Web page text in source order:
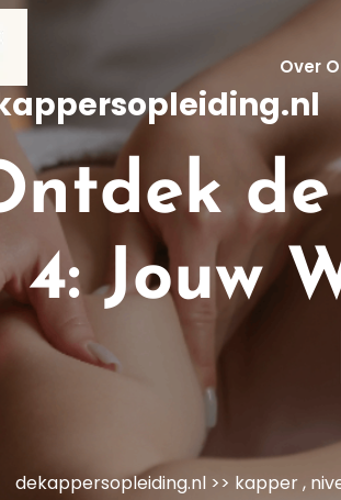
Over
4: Jouw
dekappersopleiding.nl>> kapper,